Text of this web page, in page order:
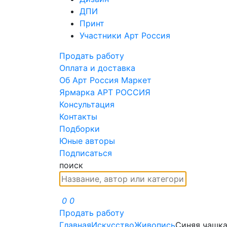
ДПИ
Принт
Участники Арт Россия
Продать работу
Оплата и доставка
Об Арт Россия Маркет
Ярмарка АРТ РОССИЯ
Консультация
Контакты
Подборки
Юные авторы
Подписаться
поиск
0 0
Продать работу
ГлавнаяИскусствоЖивописьСиняя